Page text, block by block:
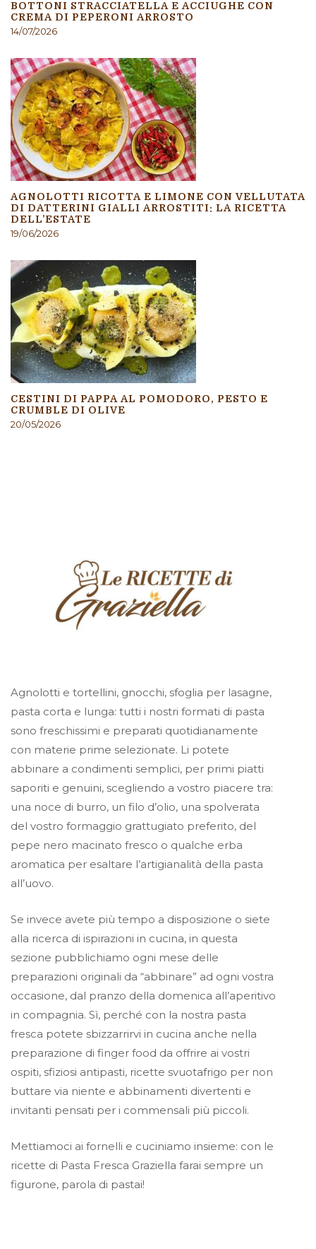
BOTTONI STRACCIATELLA E ACCIUGHE CON
CREMA DI PEPERONI ARROSTO
14/07/2026
AGNOLOTTI RICOTTA E LIMONE CON VELLUTATA
DI DATTERINI GIALLI ARROSTITI: LA RICETTA
DELL’ESTATE
19/06/2026
CESTINI DI PAPPA AL POMODORO, PESTO E
CRUMBLE DI OLIVE
20/05/2026
Agnolotti e tortellini, gnocchi, sfoglia per lasagne,
pasta corta e lunga: tutti i nostri formati di pasta
sono freschissimi e preparati quotidianamente
con materie prime selezionate. Li potete
abbinare a condimenti semplici, per primi piatti
saporiti e genuini, scegliendo a vostro piacere tra:
una noce di burro, un filo d’olio, una spolverata
del vostro formaggio grattugiato preferito, del
pepe nero macinato fresco o qualche erba
aromatica per esaltare l’artigianalità della pasta
all’uovo.
Se invece avete più tempo a disposizione o siete
alla ricerca di ispirazioni in cucina, in questa
sezione pubblichiamo ogni mese delle
preparazioni originali da “abbinare” ad ogni vostra
occasione, dal pranzo della domenica all’aperitivo
in compagnia. Sì, perché con la nostra pasta
fresca potete sbizzarrirvi in cucina anche nella
preparazione di finger food da offrire ai vostri
ospiti, sfiziosi antipasti, ricette svuotafrigo per non
buttare via niente e abbinamenti divertenti e
invitanti pensati per i commensali più piccoli.
Mettiamoci ai fornelli e cuciniamo insieme: con le
ricette di Pasta Fresca Graziella farai sempre un
figurone, parola di pastai!